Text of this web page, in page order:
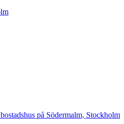
på Södermalm, Stockholm